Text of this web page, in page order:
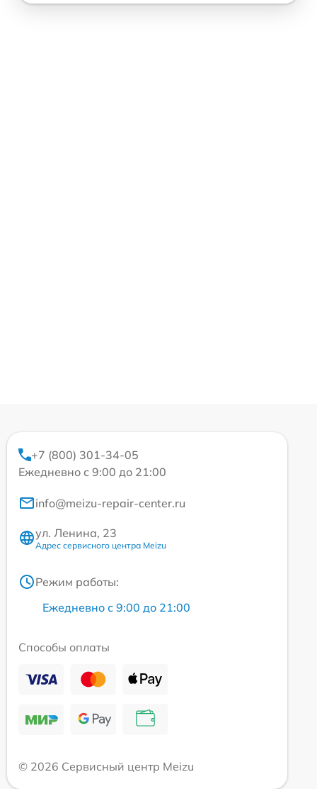
+7 (800) 301-34-05
Ежедневно с 9:00 до 21:00
info@meizu-repair-center.ru
ул. Ленина, 23
Адрес сервисного центра Meizu
Режим работы:
Ежедневно с 9:00 до 21:00
Способы оплаты
© 2026 Сервисный центр Meizu